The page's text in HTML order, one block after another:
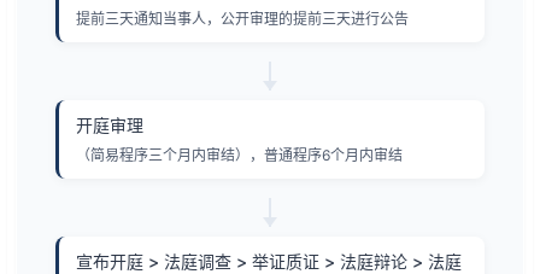
提前三天通知当事人，公开审理的提前三天进行公告
开庭审理
（简易程序三个月内审结），普通程序6个月内审结
宣布开庭 > 法庭调查 > 举证质证 > 法庭辩论 > 法庭